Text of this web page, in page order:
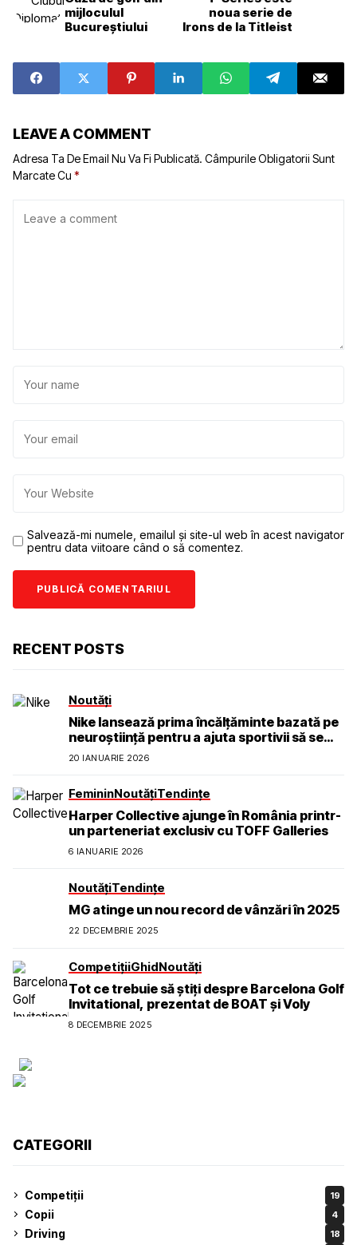
mijloculul
Bucureștiului
noua serie de
Irons de la Titleist
LEAVE A COMMENT
Adresa Ta De Email Nu Va Fi Publicată. Câmpurile Obligatorii Sunt
Marcate Cu *
Salvează-mi numele, emailul și site-ul web în acest navigator
pentru data viitoare când o să comentez.
RECENT POSTS
Noutăți
Nike lansează prima încălțăminte bazată pe
neuroștiință pentru a ajuta sportivii să se
simtă calmi, concentrați și prezenți
20 IANUARIE 2026
FemininNoutățiTendințe
Harper Collective ajunge în România printr-
un parteneriat exclusiv cu TOFF Galleries
6 IANUARIE 2026
NoutățiTendințe
MG atinge un nou record de vânzări în 2025
22 DECEMBRIE 2025
CompetițiiGhidNoutăți
Tot ce trebuie să știți despre Barcelona Golf
Invitational, prezentat de BOAT și Voly
8 DECEMBRIE 2025
CATEGORII
Competiții 19
Copii 4
Driving 18